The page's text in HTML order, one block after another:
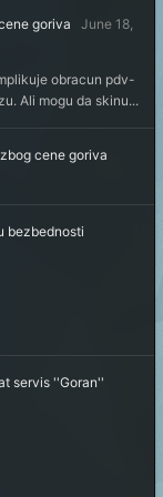
goriva
June 18,
obracun pdv-
Ali mogu da skinu...
cene goriva
bezbednosti
servis ''Goran''